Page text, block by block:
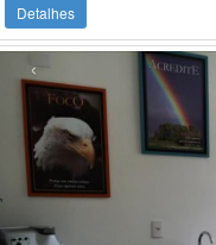
Detalhes
‹